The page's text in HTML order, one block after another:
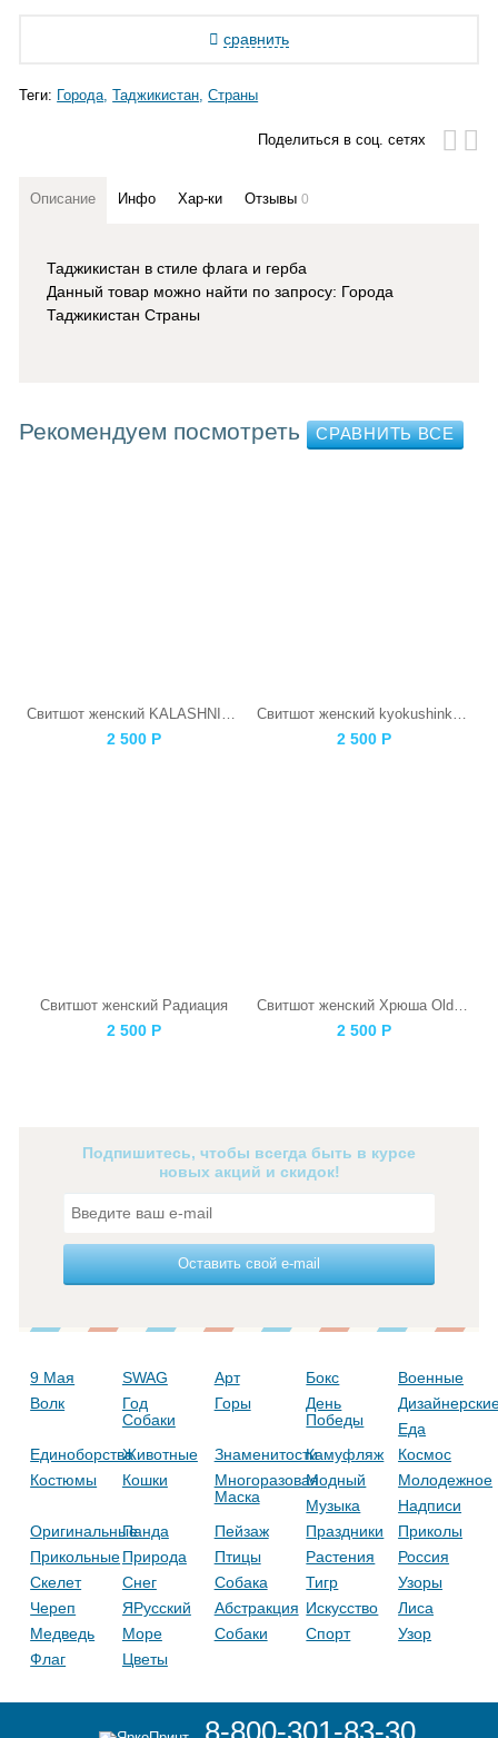
сравнить
Теги: Города Таджикистан Страны
Поделиться в соц. сетях
Описание Инфо Хар-ки Отзывы0
Таджикистан в стиле флага и герба
Данный товар можно найти по запросу: Города
Таджикистан Страны
Рекомендуем посмотреть
2 500 Р 2 500 Р
Свитшот женский Радиация
2 500 Р
Свитшот женский Хрюша Old СССР Черная
2 500 Р
Подпишитесь, чтобы всегда быть в курсе
новых акций и скидок!
Оставить свой e-mail
9 Мая SWAG Арт Бокс
Военные
Волк
Год
Собаки
Горы
День
Победы
Еда
ЕдиноборстваЖивотные ЗнаменитостиКамуфляж
Космос
Костюмы
Кошки
Многоразовая
Маска
Модный
Молодежное
Музыка
Надписи
ОригинальныеПанда Пейзаж Праздники
Приколы
ПрикольныеПрирода Птицы Растения
Россия
Скелет
Снег Собака Тигр
Узоры
Череп
ЯРусский Абстракция Искусство
Лиса
Медведь
Море Собаки Спорт
Узор
Флаг
Цветы